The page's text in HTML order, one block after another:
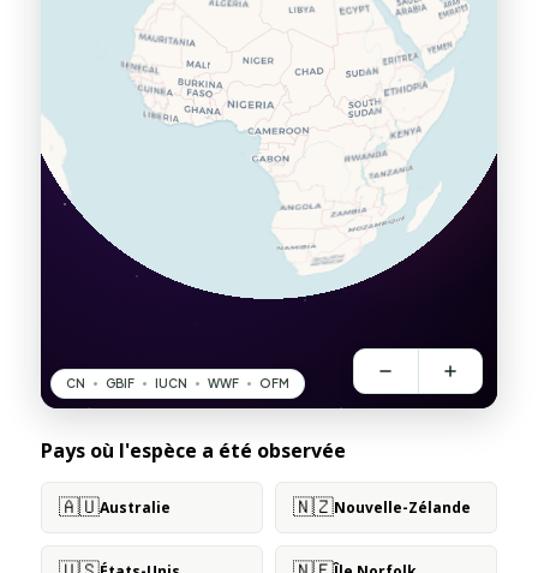
Pays où l'espèce a été observée
🇦🇺Australie 🇳🇿Nouvelle-Zélande